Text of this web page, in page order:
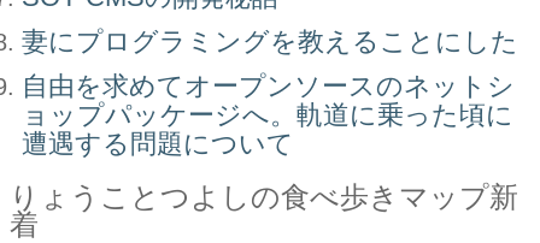
妻にプログラミングを教えることにした
自由を求めてオープンソースのネットシ
ョップパッケージへ。軌道に乗った頃に
遭遇する問題について
りょうことつよしの食べ歩きマップ新
着